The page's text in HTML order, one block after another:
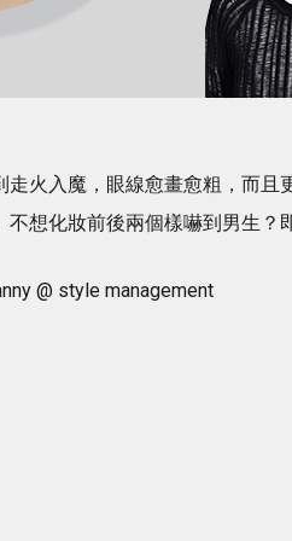
走火入魔，眼線愈畫愈粗，而
不想化妝前後兩個樣嚇到男生
@ style management